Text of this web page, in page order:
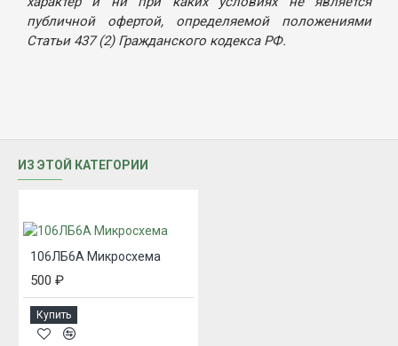
публичной офертой, определяемой положениями
Статьи 437 (2) Гражданского кодекса РФ.
ИЗ ЭТОЙ КАТЕГОРИИ
106ЛБ6А Микросхема
500 ₽
Купить